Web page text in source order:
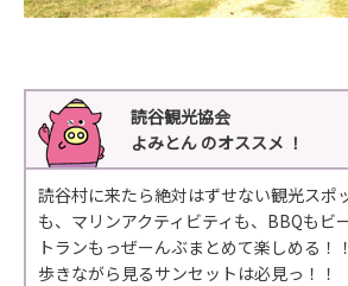
読谷観光協会
よみとん のオススメ ！
読谷村に来たら絶対はずせない観光スポ
も、マリンアクティビティも、BBQもビ
トランもっぜーんぶまとめて楽しめる！
歩きながら見るサンセットは必見っ！！